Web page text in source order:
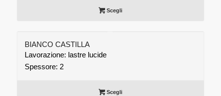
Scegli
BIANCO CASTILLA
Lavorazione: lastre lucide
Spessore: 2
Scegli